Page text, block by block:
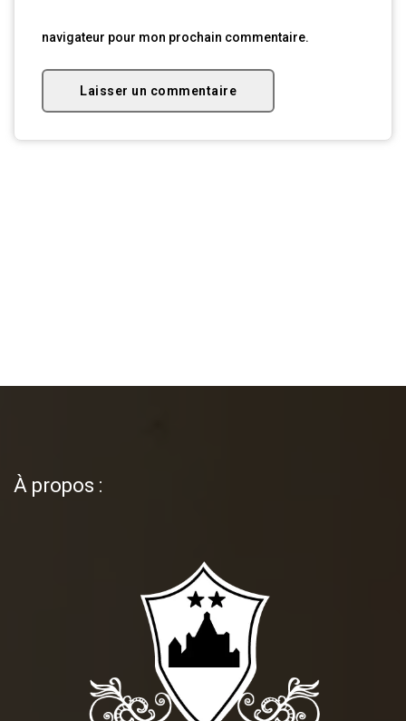
navigateur pour mon prochain commentaire.
À propos :